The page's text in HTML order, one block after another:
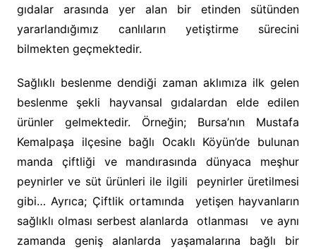
gıdalar arasında yer alan bir etinden sütünden
yararlandığımız canlıların yetiştirme sürecini
bilmekten geçmektedir.
Sağlıklı beslenme dendiği zaman aklımıza ilk gelen
beslenme şekli hayvansal gıdalardan elde edilen
ürünler gelmektedir. Örneğin; Bursa’nın Mustafa
Kemalpaşa ilçesine bağlı Ocaklı Köyün’de bulunan
manda çiftliği ve mandırasında dünyaca meşhur
peynirler ve süt ürünleri ile ilgili peynirler üretilmesi
gibi… Ayrıca; Çiftlik ortamında yetişen hayvanların
sağlıklı olması serbest alanlarda otlanması ve aynı
zamanda geniş alanlarda yaşamalarına bağlı bir